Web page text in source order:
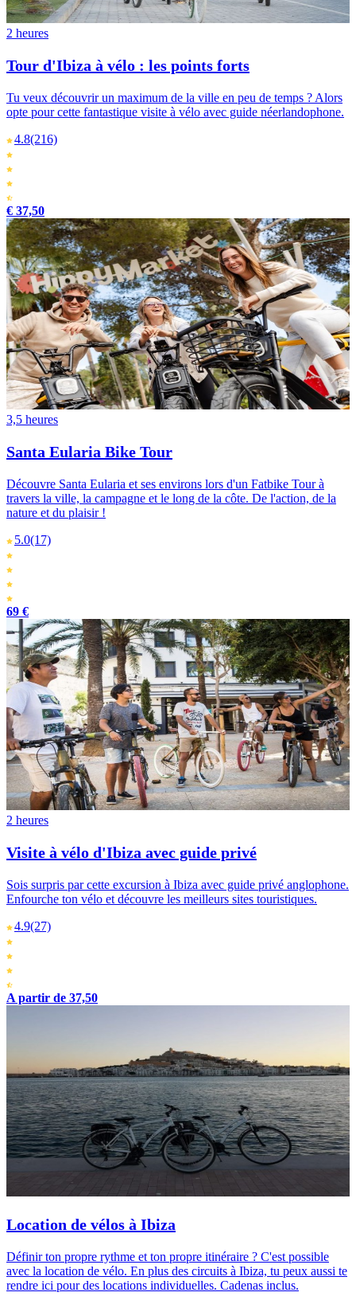
2 heures
Tour d'Ibiza à vélo : les points forts
Tu veux découvrir un maximum de la ville en peu de temps ? Alors
opte pour cette fantastique visite à vélo avec guide néerlandophone.
4.8(216)
€ 37,50
3,5 heures
Santa Eularia Bike Tour
Découvre Santa Eularia et ses environs lors d'un Fatbike Tour à
travers la ville, la campagne et le long de la côte. De l'action, de la
nature et du plaisir !
5.0(17)
69 €
2 heures
Visite à vélo d'Ibiza avec guide privé
Sois surpris par cette excursion à Ibiza avec guide privé anglophone.
Enfourche ton vélo et découvre les meilleurs sites touristiques.
4.9(27)
A partir de 37,50
Location de vélos à Ibiza
Définir ton propre rythme et ton propre itinéraire ? C'est possible
avec la location de vélo. En plus des circuits à Ibiza, tu peux aussi te
rendre ici pour des locations individuelles. Cadenas inclus.